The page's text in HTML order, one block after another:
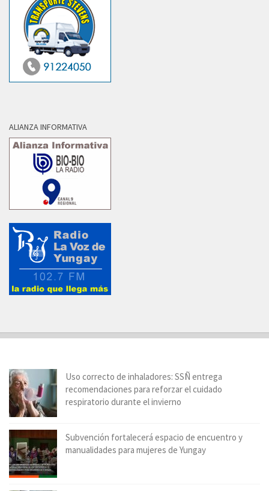
ALIANZA INFORMATIVA
Uso correcto de inhaladores: SSÑ entrega
recomendaciones para reforzar el cuidado
respiratorio durante el invierno
Subvención fortalecerá espacio de encuentro y
manualidades para mujeres de Yungay